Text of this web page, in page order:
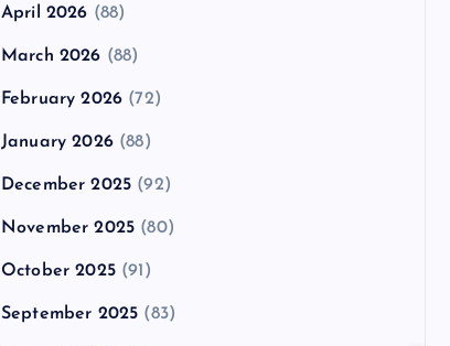
April 2026 (88)
March 2026 (88)
February 2026 (72)
January 2026(88)
December 2025 (92)
November 2025 (80)
October 2025(91)
September 2025 (83)